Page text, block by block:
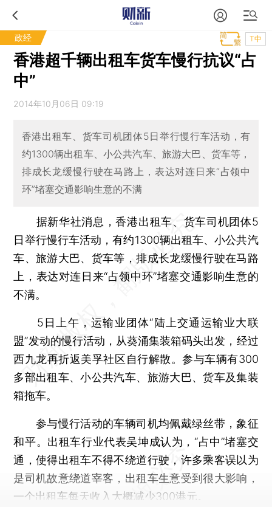
政经 T中
香港超千辆出租车货车慢行抗议“占
中”
2014年10月06日 09:19
香港出租车、货车司机团体5日举行慢行车活动，有
约1300辆出租车、小公共汽车、旅游大巴、货车等，
排成长龙缓慢行驶在马路上，表达对连日来“占领中
环”堵塞交通影响生意的不满
据新华社消息，香港出租车、货车司机团体5
日举行慢行车活动，有约1300辆出租车、小公共汽
车、旅游大巴、货车等，排成长龙缓慢行驶在马路
上，表达对连日来“占领中环”堵塞交通影响生意的
不满。
5日上午，运输业团体“陆上交通运输业大联
盟”发动的慢行活动，从葵涌集装箱码头出发，经过
西九龙再折返美孚社区自行解散。参与车辆有300
多部出租车、小公共汽车、旅游大巴、货车及集装
箱拖车。
参与慢行活动的车辆司机均佩戴绿丝带，象征
和平。出租车行业代表吴坤成认为，“占中”堵塞交
通，使得出租车不得不绕道行驶，许多乘客误以为
是司机故意绕道宰客，出租车生意受到很大影响，
一个出租车每天收入大概减少300港元。